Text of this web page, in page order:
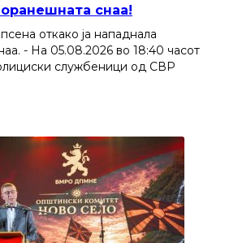
снаа!
откако ја нападнала
- На 05.08.2026 во 18:40 часот
службеници од СВР